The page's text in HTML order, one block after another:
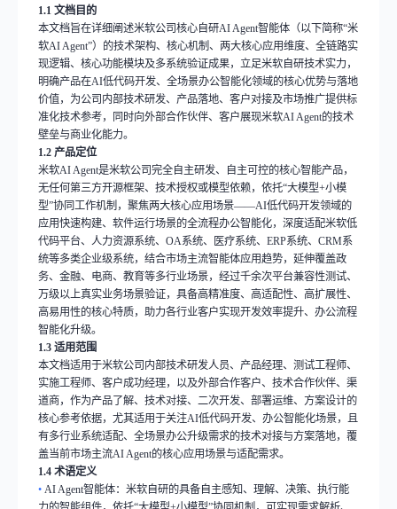
1.1 文档目的
本文档旨在详细阐述米软公司核心自研AI Agent智能体（以下简称“米
软AI Agent”）的技术架构、核心机制、两大核心应用维度、全链路实
现逻辑、核心功能模块及多系统验证成果，立足米软自研技术实力，
明确产品在AI低代码开发、全场景办公智能化领域的核心优势与落地
价值，为公司内部技术研发、产品落地、客户对接及市场推广提供标
准化技术参考，同时向外部合作伙伴、客户展现米软AI Agent的技术
壁垒与商业化能力。
1.2产品定位
米软AI Agent是米软公司完全自主研发、自主可控的核心智能产品，
无任何第三方开源框架、技术授权或模型依赖，依托“大模型+小模
型”协同工作机制，聚焦两大核心应用场景——AI低代码开发领域的
应用快速构建、软件运行场景的全流程办公智能化，深度适配米软低
代码平台、人力资源系统、OA系统、医疗系统、ERP系统、CRM系
统等多类企业级系统，结合市场主流智能体应用趋势，延伸覆盖政
务、金融、电商、教育等多行业场景，经过千余次平台兼容性测试、
万级以上真实业务场景验证，具备高精准度、高适配性、高扩展性、
高易用性的核心特质，助力各行业客户实现开发效率提升、办公流程
智能化升级。
1.3适用范围
本文档适用于米软公司内部技术研发人员、产品经理、测试工程师、
实施工程师、客户成功经理，以及外部合作客户、技术合作伙伴、渠
道商，作为产品了解、技术对接、二次开发、部署运维、方案设计的
核心参考依据，尤其适用于关注AI低代码开发、办公智能化场景，且
有多行业系统适配、全场景办公升级需求的技术对接与方案落地，覆
盖当前市场主流AI Agent的核心应用场景与适配需求。
1.4术语定义
• AI Agent智能体：米软自研的具备自主感知、理解、决策、执行能